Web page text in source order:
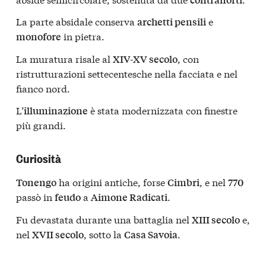
La parte absidale conserva archetti pensilie
monofore in pietra.
La muratura risale al XIV-XV secolo, con
ristrutturazioni settecentesche nella facciata e nel
fianco nord.
L’illuminazione è stata modernizzata con finestre
più grandi.
Curiosità
Tonengoha origini antiche, forseCimbri, e nel 770
passò in feudoa Aimone Radicati.
Fu devastata durante una battaglia nel XIII secoloe,
nel XVII secolo, sotto la Casa Savoia.